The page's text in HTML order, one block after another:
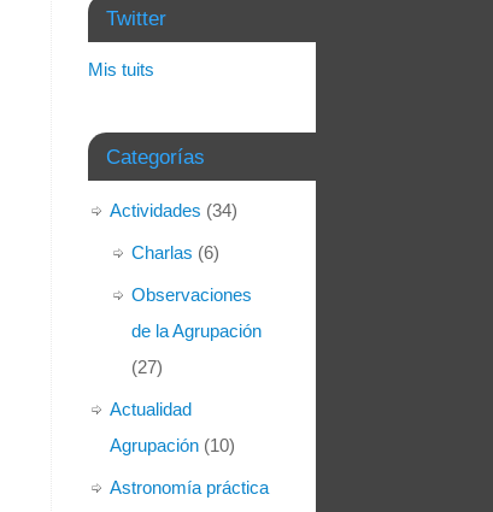
Twitter
Mis tuits
Categorías
Actividades (34)
Charlas (6)
Observaciones
de la Agrupación
(27)
Actualidad
Agrupación (10)
Astronomía práctica